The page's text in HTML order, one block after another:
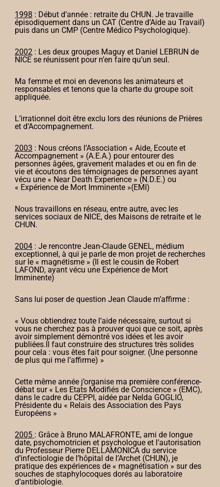
1998 : Début d’année : retraite du CHUN. Je travaille
épisodiquement dans un CAT (Centre d’Aide au Travail)
puis dans un CMP (Centre Médico Psychologique).
2002 : Les deux groupes Maguy et Daniel LEBRUN de
NICE se réunissent pour n’en faire qu’un seul.
Ma femme et moi en devenons les animateurs et
responsables et tenons que la charte du groupe soit
appliquée.
L’irrationnel doit être exclu lors des réunions de Prières
et d’Accompagnement.
2003 : Nous créons l’Association « Aide, Ecoute et
Accompagnement » (A.E.A.) pour entourer des
personnes âgées, gravement malades et ou en fin de
vie et écoutons des témoignages de personnes ayant
vécu une « Near Death Experience » (N.D.E.) ou
« Expérience de Mort Imminente »(EMI)
Nous travaillons en réseau, entre autre, avec les
services sociaux de NICE, des Maisons de retraite et le
CHUN.
2004 : Je rencontre Jean-Claude GENEL, médium
exceptionnel, à qui je parle de mon projet de recherches
sur le « magnétisme » (Il est le cousin de Robert
LAFOND, ayant vécu une Expérience de Mort
Imminente)
Sans lui poser de question Jean Claude m’affirme :
« Vous obtiendrez toute l’aide nécessaire, surtout si
vous ne cherchez pas à prouver quoi que ce soit, après
avoir simplement démontré vos idées et les avoir
publiées.Il faut construire des structures très solides
pour cela : vous êtes fait pour soigner. (Une personne
de plus qui me l’affirme) »
Cette même année j’organise ma première conférence-
débat sur « Les Etats Modifiés de Conscience » (EMC),
dans le cadre du CEPPI, aidée par Nelda GOGLIO,
Présidente du « Relais des Association des Pays
Européens »
2005 : Grâce à Bruno MALAFRONTE, ami de longue
date, psychomotricien et psychologue et l’autorisation
du Professeur Pierre DELLAMONICA du service
d’infectiologie de l’hôpital de l’Archet (CHUN), je
pratique des expériences de « magnétisation » sur des
souches de staphylocoques dorés au laboratoire
d’antibiologie.